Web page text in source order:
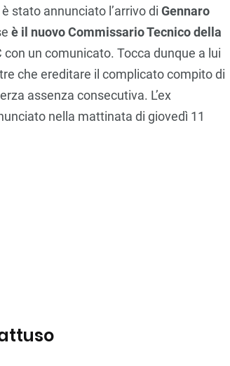
stato annunciato l’arrivo di Gennaro
è il nuovo Commissario Tecnico della
con un comunicato. Tocca dunque a lui
che ereditare il complicato compito di
assenza consecutiva. L’ex
nella mattinata di giovedì 11